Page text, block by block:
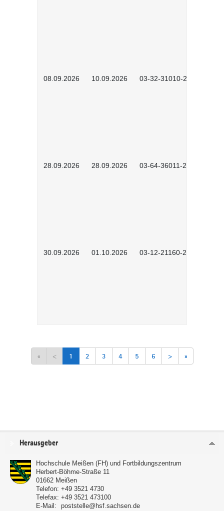
08.09.2026 10.09.2026 03-32-31010-2606
28.09.2026 28.09.2026 03-64-36011-2603
30.09.2026 01.10.2026 03-12-21160-2601
« < 1 2 3 4 5 6 > »
Service
Herausgeber
Hochschule Meißen (FH) und Fortbildungszentrum
Herbert-Böhme-Straße 11
01662 Meißen
Telefon: +49 3521 4730
Telefax: +49 3521 473100
E-Mail:
poststelle@hsf.sachsen.de